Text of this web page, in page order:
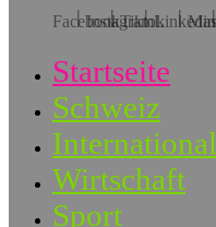
Startseite
Schweiz
International
Wirtschaft
Sport